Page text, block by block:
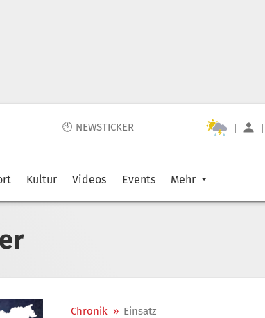
🕙 NEWSTICKER | |
Kultur Videos Events Mehr
Chronik » Einsatz